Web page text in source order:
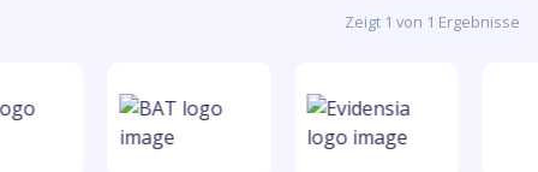
Zeigt 1 von 1 Ergebnisse